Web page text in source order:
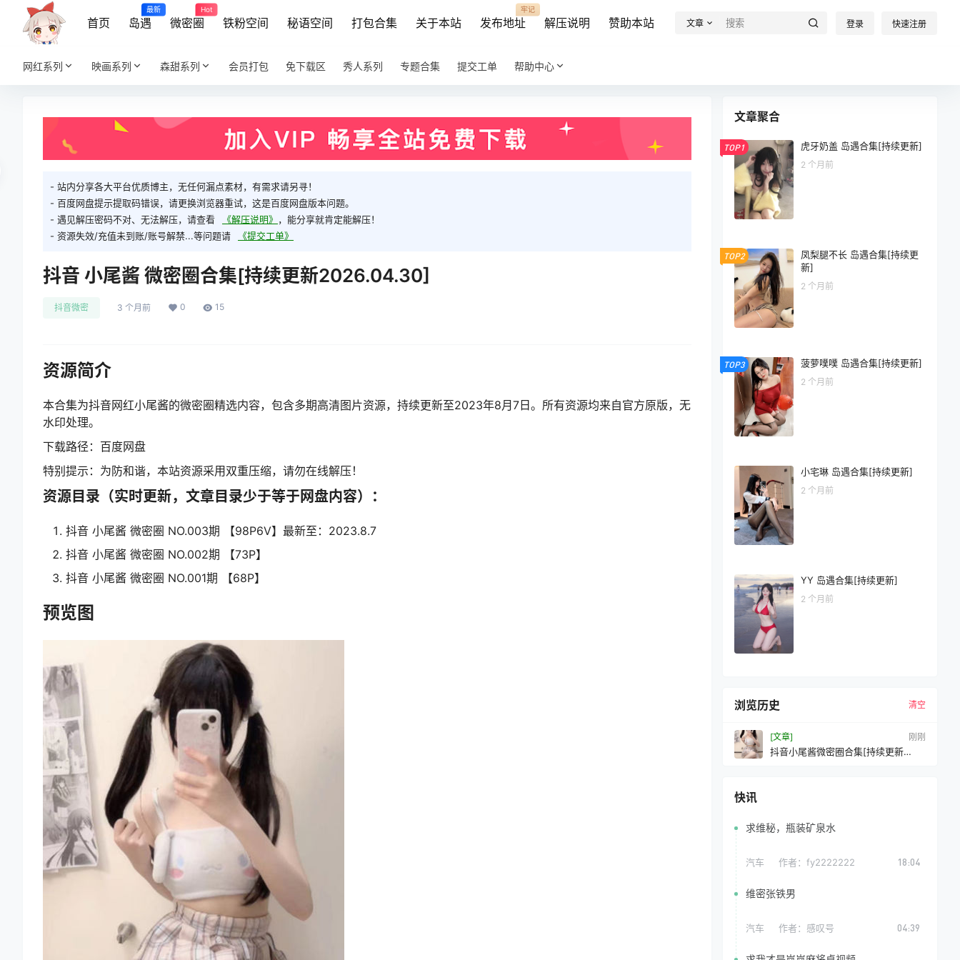
首页 岛遇
最新
微密圈
Hot
铁粉空间 秘语空间 打包合集 关于本站 发布地址
牢记
解压说明 赞助本站 文章 登录 快速注册
网红系列 映画系列 森甜系列 会员打包 免下载区 秀人系列 专题合集 提交工单 帮助中心
- 站内分享各大平台优质博主，无任何漏点素材，有需求请另寻！
- 百度网盘提示提取码错误，请更换浏览器重试，这是百度网盘版本问题。
- 遇见解压密码不对、无法解压，请查看
《解压说明》 ，能分享就肯定能解压！
- 资源失效/充值未到账/账号解禁...等问题请
《提交工单》
抖音 小尾酱 微密圈合集[持续更新2026.04.30]
抖音微密 3 个月前 0 15
资源简介
本合集为抖音网红小尾酱的微密圈精选内容，包含多期高清图片资源，持续更新至2023年8月7日。所有资源均来自官方原版，无
水印处理。
下载路径：百度网盘
特别提示：为防和谐，本站资源采用双重压缩，请勿在线解压！
资源目录（实时更新，文章目录少于等于网盘内容）：
抖音 小尾酱 微密圈 NO.003期 【98P6V】最新至：2023.8.7
抖音 小尾酱 微密圈 NO.002期 【73P】
抖音 小尾酱 微密圈 NO.001期 【68P】
预览图
文章聚合
TOP1 虎牙奶盖 岛遇合集[持续更新]
2 个月前
TOP2
凤梨腿不长 岛遇合集[持续更
新]
2 个月前
TOP3 菠萝噗噗 岛遇合集[持续更新]
2 个月前
小宅琳 岛遇合集[持续更新]
2 个月前
YY 岛遇合集[持续更新]
2 个月前
浏览历史 清空
[文章] 刚刚
抖音小尾酱微密圈合集[持续更新
快讯
求维秘，瓶装矿泉水
汽车 作者： fy2222222 18:04
维密张铁男
汽车 作者： 感叹号 04:39